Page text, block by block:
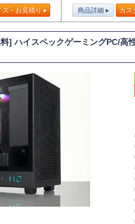
ズ・お見積り 商品詳細 カス
] ハイスペックゲーミングPC/